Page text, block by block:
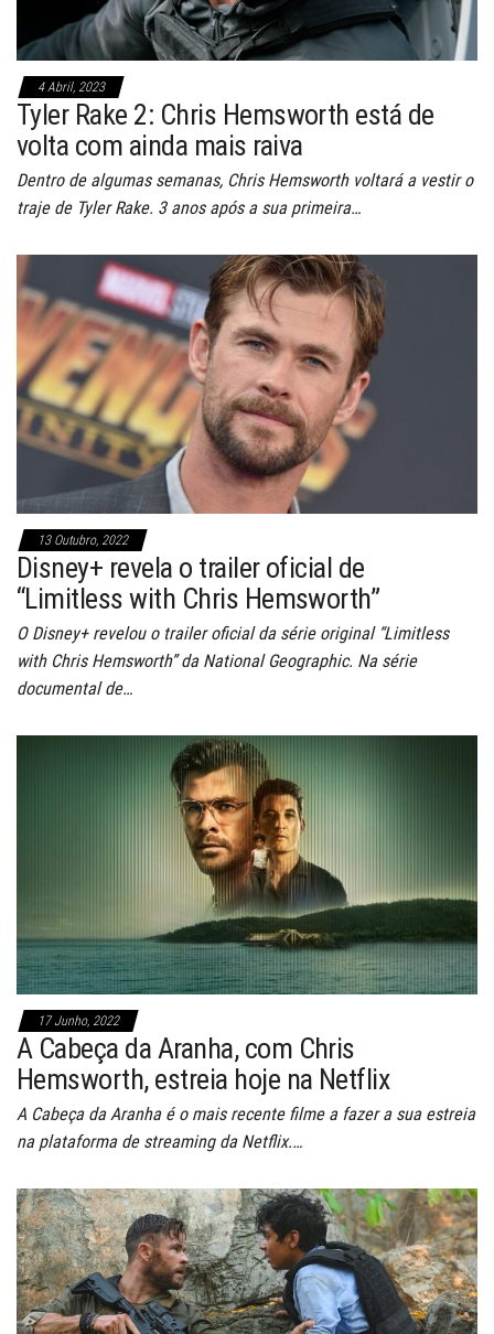
4 Abril, 2023
Tyler Rake 2: Chris Hemsworth está de
volta com ainda mais raiva
Dentro de algumas semanas, Chris Hemsworth voltará a vestir o
traje de Tyler Rake. 3 anos após a sua primeira…
13 Outubro, 2022
Disney+ revela o trailer oficial de
“Limitless with Chris Hemsworth”
O Disney+ revelou o trailer oficial da série original “Limitless
with Chris Hemsworth” da National Geographic. Na série
documental de…
17 Junho, 2022
A Cabeça da Aranha, com Chris
Hemsworth, estreia hoje na Netflix
A Cabeça da Aranha é o mais recente filme a fazer a sua estreia
na plataforma de streaming da Netflix.…